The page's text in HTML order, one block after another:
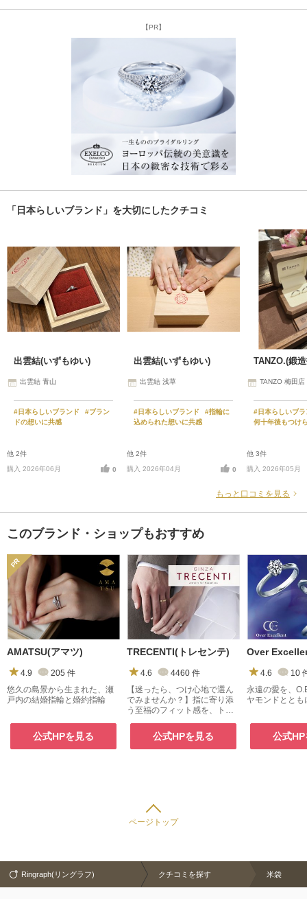
【PR】
「日本らしいブランド」を大切にしたクチコミ
出雲結(いずもゆい)
出雲結 青山
#日本らしいブランド
#ブラン
ドの想いに共感
他 2件
購入 2026年06月
0
出雲結(いずもゆい)
出雲結 浅草
#日本らしいブランド
#指輪に
込められた想いに共感
他 2件
購入 2026年04月
0
TANZO.(鍛
TANZO 梅田店
#日本らしいブ
何十年後もつけ
他 3件
購入 2026年05月
もっと口コミを見る
このブランド・ショップもおすすめ
AMATSU(アマツ)
4.9 205 件
悠久の島景から生まれた、瀬
戸内の結婚指輪と婚約指輪
公式HPを見る
TRECENTI(トレセンテ)
4.6 4460 件
【迷ったら、つけ心地で選ん
でみませんか？】指に寄り添
う至福のフィット感を、トレ
公式HPを見る
4.6 10
永遠の愛を、
ヤモンドととも
公式
ページトップ
Ringraph(リングラフ) クチコミを探す 米袋